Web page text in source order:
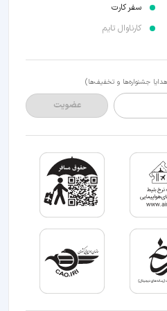
سفر کارت
کارناوال تایم
جشنواره‌ها و تخفیف‌ها)
عضویت